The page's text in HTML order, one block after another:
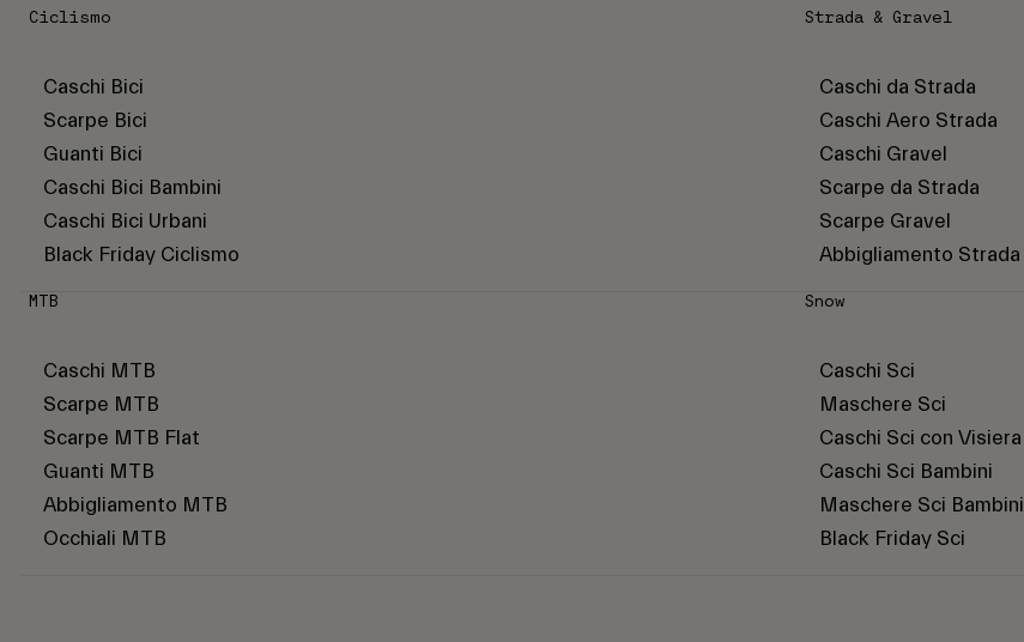
Ciclismo
Caschi Bici
Scarpe Bici
Guanti Bici
Caschi Bici Bambini
Caschi Bici Urbani
Black Friday Ciclismo
Strada & Gravel
Caschi da Strada
Caschi Aero Strada
Caschi Gravel
Scarpe da Strada
Scarpe Gravel
Abbigliamento Strada
MTB
Caschi MTB
Scarpe MTB
Scarpe MTB Flat
Guanti MTB
Abbigliamento MTB
Occhiali MTB
Snow
Caschi Sci
Maschere Sci
Caschi Sci con Visiera
Caschi Sci Bambini
Maschere Sci Bambini
Black Friday Sci